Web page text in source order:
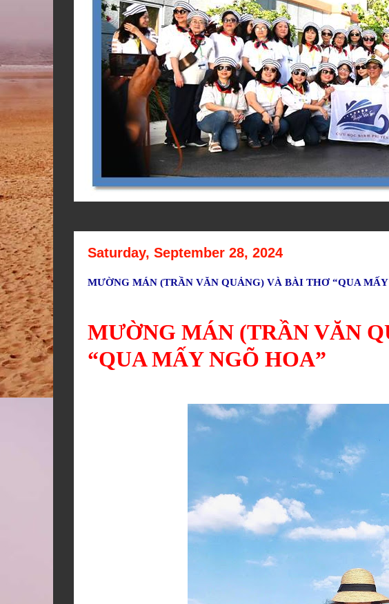
Saturday, September 28, 2024
MƯỜNG MÁN (TRẦN VĂN QUẢNG) VÀ BÀI THƠ “QUA
MƯỜNG MÁN (TRẦN VĂN
“QUA MẤY NGÕ HOA”